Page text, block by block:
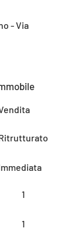
- Via
1
1